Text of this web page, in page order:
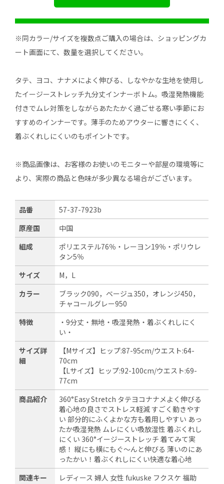
※同カラー/サイズを複数点ご購入の場合は、ショッピングカ
ート画面にて、数量を選択してください。
タテ、ヨコ、ナナメによく伸びる、しなやかな生地を使用し
たイージーストレッチ九分丈インナーボトム。吸湿発熱機能
付きでムレ対策をしながらあたたかく過ごせる寒い季節にお
すすめのインナーです。薄手のためアウターに響きにくく、
着ぶくれしにくいのもポイントです。
※商品画像は、お客様のお使いのモニターや部屋の環境等に
より、実際の商品と色味が多少異なる場合がございます。
品番
57-37-7923b
原産国
中国
組成
ポリエステル76％・レーヨン19％・ポリウレ
タン5％
サイズ
M，L
カラー
ブラック090，ベージュ350，オレンジ450，
チャコールグレー950
特徴
・9分丈・無地・吸湿発熱・着ぶくれしにく
い・
サイズ詳
細
【Mサイズ】ヒップ:87-95cm/ウエスト:64-
70cm
【Lサイズ】ヒップ:92-100cm/ウエスト:69-
77cm
商品紹介
360°Easy Stretch タテヨコナナメよく伸びる
着心地の良さでストレス軽減 すごく動きやす
い 部分的にふくよかな方も着用しやすい あっ
たか吸湿発熱 ムレにくい吸放湿性 着ぶくれし
にくい 360°イージーストレッチ 着てみて実
感！ 縦にも横にもぐ～んと伸びる 薄いのにあ
ったかい！着ぶくれしにくい快適な着心地
関連キー
レディース 婦人 女性 fukuske フクスケ 福助